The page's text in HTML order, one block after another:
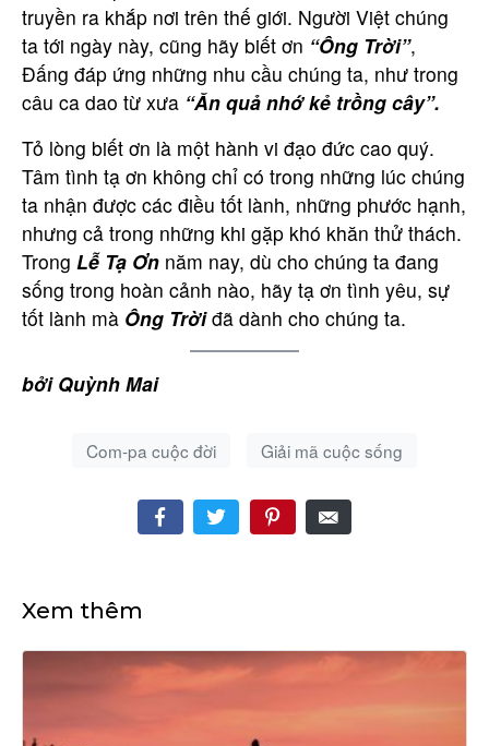
truyền ra khắp nơi trên thế giới. Người Việt chúng
ta tới ngày này, cũng hãy biết ơn “Ông Trời”,
Đấng đáp ứng những nhu cầu chúng ta, như trong
câu ca dao từ xưa “Ăn quả nhớ kẻ trồng cây”.
Tỏ lòng biết ơn là một hành vi đạo đức cao quý.
Tâm tình tạ ơn không chỉ có trong những lúc chúng
ta nhận được các điều tốt lành, những phước hạnh,
nhưng cả trong những khi gặp khó khăn thử thách.
Trong Lễ Tạ Ơn năm nay, dù cho chúng ta đang
sống trong hoàn cảnh nào, hãy tạ ơn tình yêu, sự
tốt lành mà Ông Trờiđã dành cho chúng ta.
bởi Quỳnh Mai
Com-pa cuộc đời Giải mã cuộc sống
Xem thêm
Bạn cần được tư vấn thêm?
Hãy liên hệ với chúng tôi.
Họ tên
Email
Nội dung